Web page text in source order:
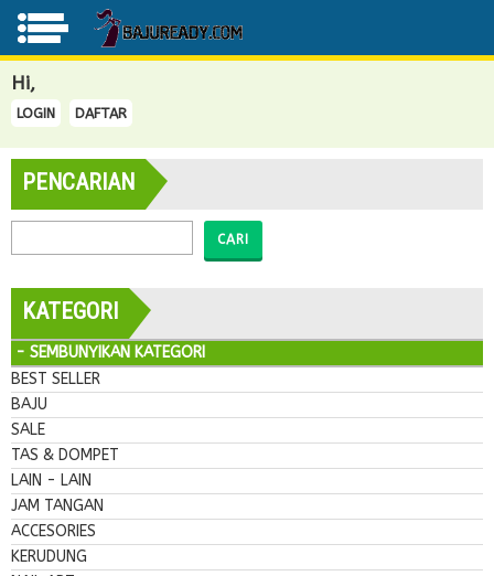
Hi,
LOGIN DAFTAR
PENCARIAN
CARI
KATEGORI
- SEMBUNYIKAN KATEGORI
BEST SELLER
BAJU
SALE
TAS & DOMPET
LAIN - LAIN
JAM TANGAN
ACCESORIES
KERUDUNG